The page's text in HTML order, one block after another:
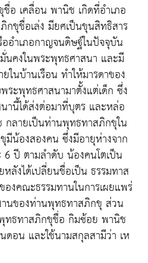
อ เคลื่อน พานิช เกิดที่อำเภอ
ขุชื่อเล่ง มียศเป็นขุนสิทธิสาร
อำเภอกาญจนดิษฐ์ในปัจจุบัน
นคงในพระพุทธศาสนา และมี
นบ้านเรือน ทำให้มารดาของ
ะพุทธศาสนามาตั้งแต่เด็ก ซึ่ง
านี้ได้ส่งต่อมาที่บุตร และหล่อ
กลายเป็นท่านพุทธทาสภิกขุใน
น้องสองคน ซึ่งมีอายุห่างจาก
ปี ตามลำดับ น้องคนโตเป็น
ลังได้เปลี่ยนชื่อเป็น ธรรมทาส
งคณะธรรมทานในการเผยแพร่
นของท่านพุทธทาสภิกขุ ส่วน
ทธทาสภิกขุชื่อ กิมซ้อย พานิช
อน และใช้นามสกุลสามีว่า เห